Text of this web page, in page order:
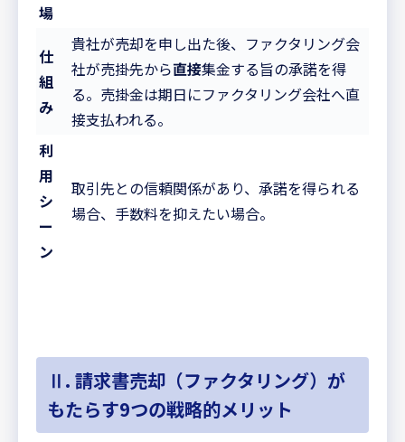
場
仕
組
み
貴社が売却を申し出た後、ファクタリング会
社が売掛先から直接集金する旨の承諾を得
る。売掛金は期日にファクタリング会社へ直
接支払われる。
利
用
シ
ー
ン
取引先との信頼関係があり、承諾を得られる
場合、手数料を抑えたい場合。
Ⅱ. 請求書売却（ファクタリング）が
もたらす9つの戦略的メリット